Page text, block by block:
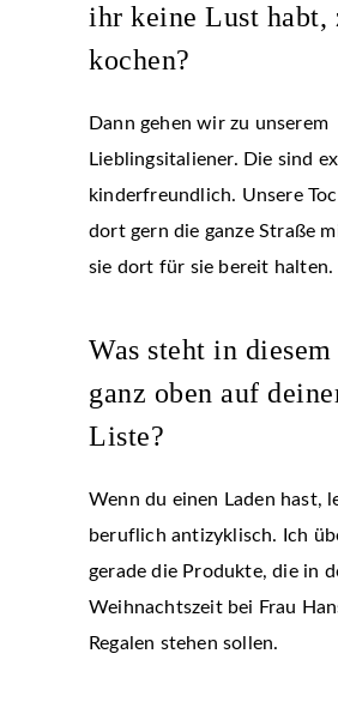
ihr keine Lust habt,
kochen?
Dann gehen wir zu unserem
Lieblingsitaliener. Die sind
kinderfreundlich. Unsere
dort gern die ganze Straße
sie dort für sie bereit halten.
Was steht in
ganz oben auf
Liste?
Wenn du einen Laden hast,
beruflich antizyklisch. Ich
gerade die Produkte, die in
Weihnachtszeit bei Frau
Regalen stehen sollen.